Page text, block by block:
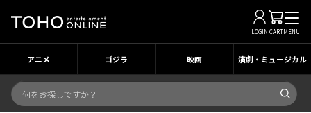
LOGIN CARTMENU
アニメ ゴジラ 映画 演劇・ミュージカル